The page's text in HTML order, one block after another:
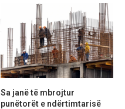
Sa janë të mbrojtur
punëtorët e ndërtimtarisë